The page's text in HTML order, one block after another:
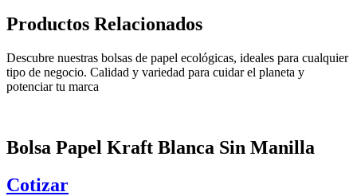
Productos Relacionados
Descubre nuestras bolsas de papel ecológicas, ideales para cualquier
tipo de negocio. Calidad y variedad para cuidar el planeta y
potenciar tu marca
Bolsa Papel Kraft Blanca Sin Manilla
Cotizar